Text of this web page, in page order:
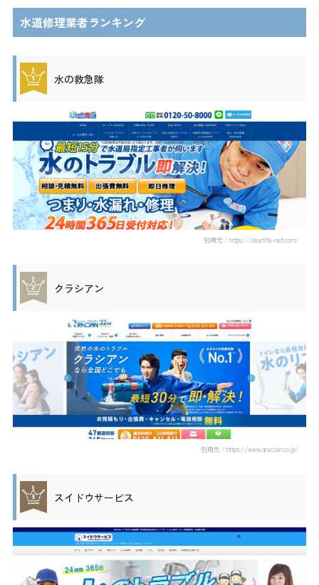
水道修理業者ランキング
水の救急隊
引用元：https://clearlife-net.com/
クラシアン
引用元：https://www.qracian.co.jp/
スイドウサービス